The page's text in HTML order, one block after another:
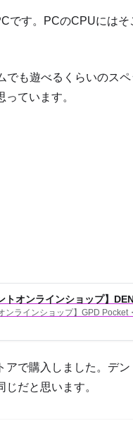
です。PCのCPUには
も遊べるくらいのス
ています。
トオンラインショップ】
ンラインショップ】GPD Pocket
で購入しました。デ
だと思います。